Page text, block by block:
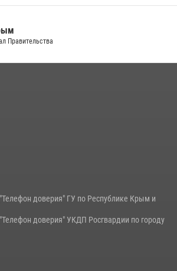
подозреваемого в краже
Правительства
доверия" ГУ по Республике Крым и
доверия" УКДП Росгвардии по городу